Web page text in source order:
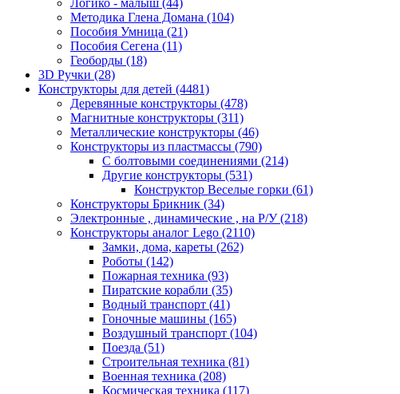
Логико - малыш (44)
Методика Глена Домана (104)
Пособия Умница (21)
Пособия Сегена (11)
Геоборды (18)
3D Ручки (28)
Конструкторы для детей (4481)
Деревянные конструкторы (478)
Магнитные конструкторы (311)
Металлические конструкторы (46)
Конструкторы из пластмассы (790)
С болтовыми соединениями (214)
Другие конструкторы (531)
Конструктор Веселые горки (61)
Конструкторы Брикник (34)
Электронные , динамические , на Р/У(218)
Конструкторы аналог Lego (2110)
Замки, дома, кареты (262)
Роботы (142)
Пожарная техника (93)
Пиратские корабли (35)
Водный транспорт (41)
Гоночные машины (165)
Воздушный транспорт (104)
Поезда (51)
Строительная техника (81)
Военная техника (208)
Космическая техника (117)